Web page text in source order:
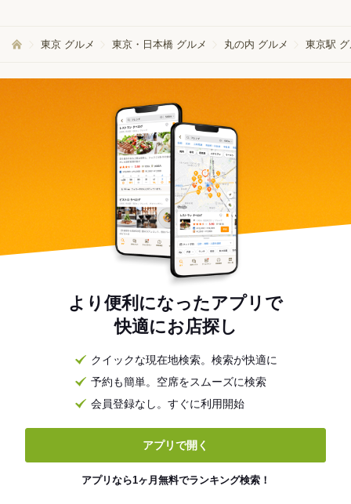
東京 グルメ 東京・日本橋 グルメ 丸の内 グルメ 東京駅
より便利になったアプリで
快適にお店探し
クイックな現在地検索。検索が快適に
予約も簡単。空席をスムーズに検索
会員登録なし。すぐに利用開始
アプリで開く
アプリなら1ヶ月無料でランキング検索！